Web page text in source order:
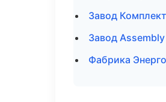
Завод
Завод
Фабрика